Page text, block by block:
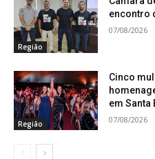
Região
encontro
07/08/2026
Região
Cinco
em Santa
07/08/2026